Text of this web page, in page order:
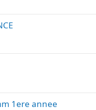
1ere annee